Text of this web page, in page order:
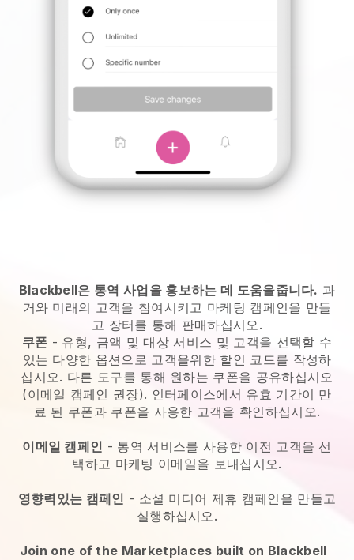
Blackbell은 통역 사업을 홍보하는 데 도움을줍니다. 과
거와 미래의 고객을 참여시키고 마케팅 캠페인을 만들
고 장터를 통해 판매하십시오.
쿠폰 - 유형, 금액 및 대상 서비스 및 고객을 선택할 수
있는 다양한 옵션으로 고객을위한 할인 코드를 작성하
십시오. 다른 도구를 통해 원하는 쿠폰을 공유하십시오
(이메일 캠페인 권장). 인터페이스에서 유효 기간이 만
료 된 쿠폰과 쿠폰을 사용한 고객을 확인하십시오.
이메일 캠페인 - 통역 서비스를 사용한 이전 고객을 선
택하고 마케팅 이메일을 보내십시오.
영향력있는 캠페인 - 소셜 미디어 제휴 캠페인을 만들고
실행하십시오.
Join one of the Marketplaces built on Blackbell